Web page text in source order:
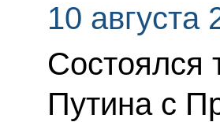
10 августа
Состоялся
Путина с